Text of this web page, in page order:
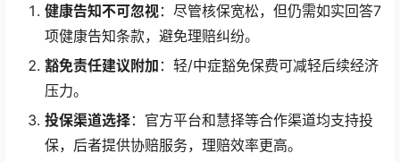
健康告知不可忽视：尽管核保宽松，但仍需如实回答7
项健康告知条款，避免理赔纠纷。
豁免责任建议附加 ：轻/中症豁免保费可减轻后续经济
压力。
投保渠道选择：官方平台和慧择等合作渠道均支持投
保，后者提供协赔服务，理赔效率更高。